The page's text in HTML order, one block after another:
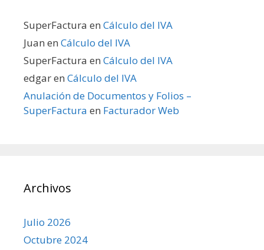
SuperFactura en Cálculo del IVA
Juan en Cálculo del IVA
SuperFactura en Cálculo del IVA
edgaren Cálculo del IVA
Anulación de Documentos y Folios –
SuperFactura en Facturador Web
Archivos
Julio 2026
Octubre 2024